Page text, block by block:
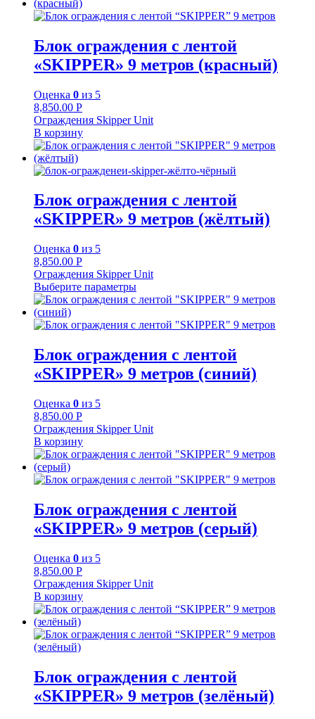
Блок ограждения с лентой
«SKIPPER» 9 метров (красный)
Оценка 0 из 5
8,850.00 Р
Ограждения Skipper Unit
В корзину
Блок ограждения с лентой
«SKIPPER» 9 метров (жёлтый)
Оценка 0 из 5
8,850.00 Р
Ограждения Skipper Unit
Выберите параметры
Блок ограждения с лентой
«SKIPPER» 9 метров (синий)
Оценка 0 из 5
8,850.00 Р
Ограждения Skipper Unit
В корзину
Блок ограждения с лентой
«SKIPPER» 9 метров (серый)
Оценка 0 из 5
8,850.00 Р
Ограждения Skipper Unit
В корзину
Блок ограждения с лентой
«SKIPPER» 9 метров (зелёный)